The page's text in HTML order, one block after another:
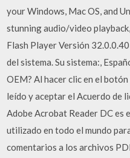
your Windows, Mac OS, and
stunning audio/video
Flash Player Versión
del sistema. Su sistema:,
OEM? Al hacer clic en el
leído y aceptar el Acuerdo de
Adobe Acrobat Reader DC
utilizado en todo el mundo
comentarios a los archivos